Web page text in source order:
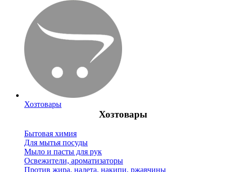
Хозтовары
Хозтовары
Бытовая химия
Для мытья посуды
Мыло и пасты для рук
Освежители, ароматизаторы
Против жира, налета, накипи, ржавчины